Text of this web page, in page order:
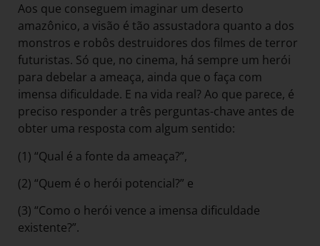
Aos que conseguem imaginar um deserto
amazônico, a visão é tão assustadora quanto a dos
monstros e robôs destruidores dos filmes de terror
futuristas. Só que, no cinema, há sempre um herói
para debelar a ameaça, ainda que o faça com
imensa dificuldade. E na vida real? Ao que parece, é
preciso responder a três perguntas-chave antes de
obter uma resposta com algum sentido:
(1) “Qual é a fonte da ameaça?”,
(2) “Quem é o herói potencial?” e
(3) “Como o herói vence a imensa dificuldade
existente?”.